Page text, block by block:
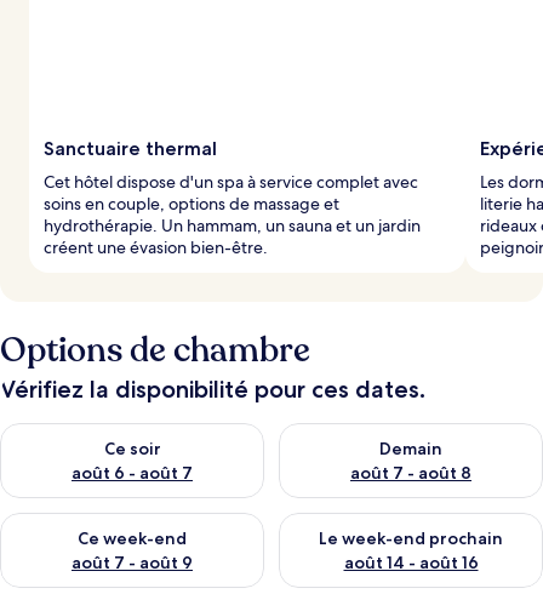
Sanctuaire thermal
Cet hôtel dispose d'un spa à service complet avec
soins en couple, options de massage et
hydrothérapie. Un hammam, un sauna et un jardin
créent une évasion bien-être.
Les
literie
rideaux
Options de chambre
Vérifiez la disponibilité pour ces dates.
Ce soir
août 6 - août 7
Vérifier la disponibilité pour ce soir août 6 - août 7
Demain
août 7 - août 8
Vérifier la disponibilité pour
Ce week-end
août 7 - août 9
Vérifier la disponibilité pour ce week-end août 7 - août 9
Le week-end prochain
août 14 - août 16
Vérifier la disponibilité pour